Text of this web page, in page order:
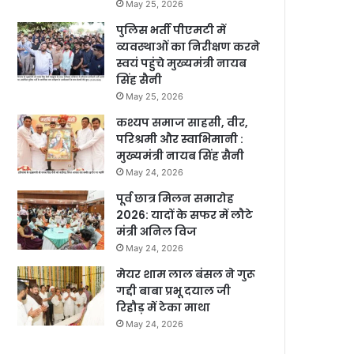
May 25, 2026
पुलिस भर्ती पीएमटी में
व्यवस्थाओं का निरीक्षण करने
स्वयं पहुंचे मुख्यमंत्री नायब
सिंह सैनी
May 25, 2026
कश्यप समाज साहसी, वीर,
परिश्रमी और स्वाभिमानी :
मुख्यमंत्री नायब सिंह सैनी
May 24, 2026
पूर्व छात्र मिलन समारोह
2026: यादों के सफर में लौटे
मंत्री अनिल विज
May 24, 2026
मेयर शाम लाल बंसल ने गुरू
गद्दी बाबा प्रभू दयाल जी
रिहौड़ में टेका माथा
May 24, 2026